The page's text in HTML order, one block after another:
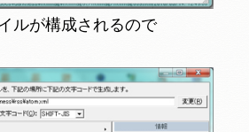
ルが構成されるので